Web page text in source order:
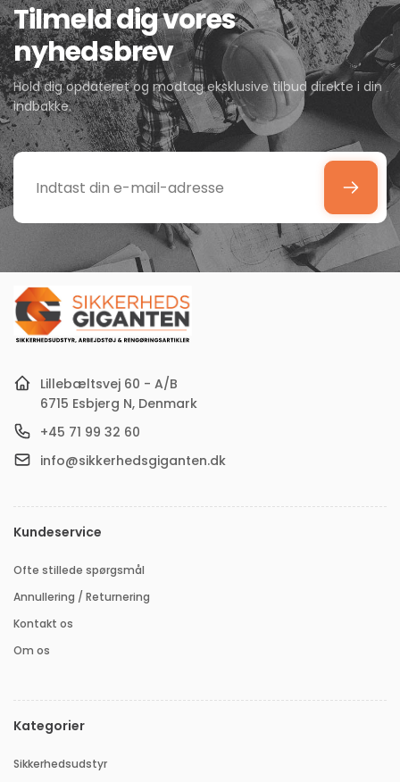
Tilmeld dig vores
nyhedsbrev
Hold dig opdateret og modtag eksklusive tilbud direkte i din
indbakke.
Indtast
e-
mail-
adresse
Lillebæltsvej 60 - A/B
6715 Esbjerg N, Denmark
+45 71 99 32 60
info@sikkerhedsgiganten.dk
Kundeservice
Ofte stillede spørgsmål
Annullering / Returnering
Kontakt os
Om os
Kategorier
Sikkerhedsudstyr